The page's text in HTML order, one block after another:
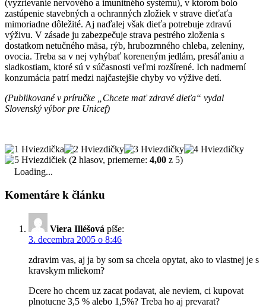
(vyzrievanie nervového a imunitného systému), v ktorom bolo
zastúpenie stavebných a ochranných zložiek v strave dieťaťa
mimoriadne dôležité. Aj naďalej však dieťa potrebuje zdravú
výživu. V zásade ju zabezpečuje strava pestrého zloženia s
dostatkom netučného mäsa, rýb, hrubozrnného chleba, zeleniny,
ovocia. Treba sa v nej vyhýbať koreneným jedlám, presáľaniu a
sladkostiam, ktoré sú v súčasnosti veľmi rozšírené. Ich nadmerní
konzumácia patrí medzi najčastejšie chyby vo výžive detí.
(Publikované v príručke „Chcete mať zdravé dieťa“ vydal
Slovenský výbor pre Unicef)
(2 hlasov, priemerne: 4,00 z 5)
Loading...
Komentáre k článku
Viera Illéšová píše:
3. decembra 2005 o 8:46
zdravim vas, aj ja by som sa chcela opytat, ako to vlastnej je s
kravskym mliekom?
Dcere ho chcem uz zacat podavat, ale neviem, ci kupovat
plnotucne 3,5 % alebo 1,5%? Treba ho aj prevarat?